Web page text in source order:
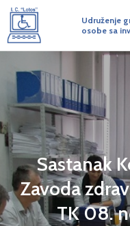
Udruženje
osobe sa
Sastanak
Zavoda
TK 08.